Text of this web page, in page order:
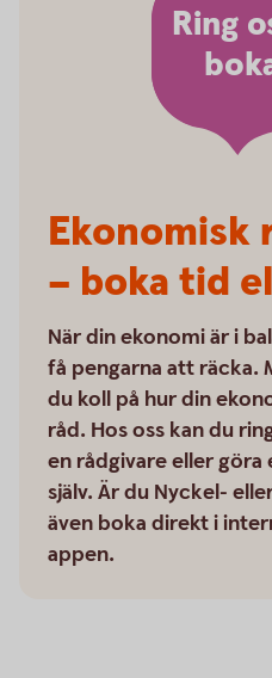
Ekonomisk
– boka tid
När din ekonomi är i
få pengarna att räcka.
du koll på hur din
råd. Hos oss kan du
en rådgivare eller göra
själv. Är du Nyckel-
även boka direkt i
appen.
Ring